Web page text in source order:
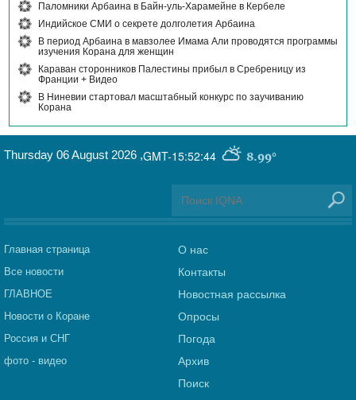
Паломники Арбаина в Байн-уль-Харамейне в Кербеле
Индийское СМИ о секрете долголетия Арбаина
В период Арбаина в мавзолее Имама Али проводятся программы
изучения Корана для женщин
Караван сторонников Палестины прибыл в Сребреницу из
Франции + Видео
В Ниневии стартовал масштабный конкурс по заучиванию
Корана
GMT-15:52:44 8.99°
Thursday 06 August 2026 ,
Главная страница
Все новости
ГЛАВНОЕ
Новости о Коране
Россия и СНГ
фото - видео
О нас
Контакты
Новостная рассылка
Опросы
Погода
Архив
Поиск